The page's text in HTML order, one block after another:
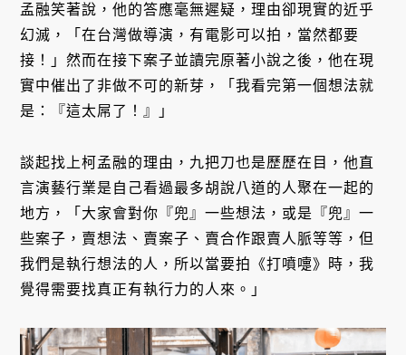
孟融笑著說，他的答應毫無遲疑，理由卻現實的近乎
幻滅，「在台灣做導演，有電影可以拍，當然都要
接！」然而在接下案子並讀完原著小說之後，他在現
實中催出了非做不可的新芽，「我看完第一個想法就
是：『這太屌了！』」
談起找上柯孟融的理由，九把刀也是歷歷在目，他直
言演藝行業是自己看過最多胡說八道的人聚在一起的
地方，「大家會對你『兜』一些想法，或是『兜』一
些案子，賣想法、賣案子、賣合作跟賣人脈等等，但
我們是執行想法的人，所以當要拍《打噴嚏》時，我
覺得需要找真正有執行力的人來。」